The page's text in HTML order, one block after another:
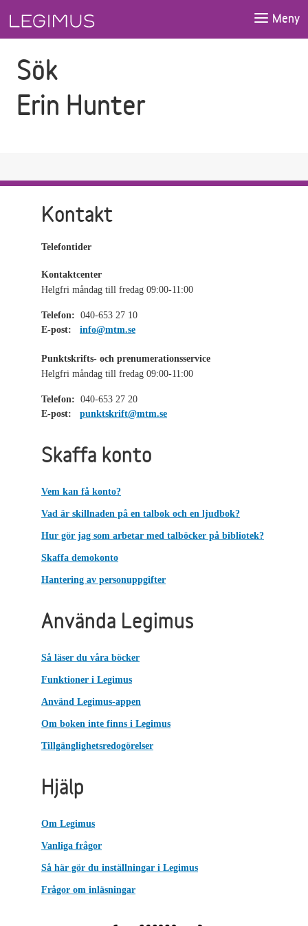
Meny
Sök
Erin Hunter
Kontakt
Telefontider
Kontaktcenter
Helgfri måndag till fredag 09:00-11:00
Telefon: 040-653 27 10
E-post:
info@mtm.se
Punktskrifts- och prenumerationsservice
Helgfri måndag till fredag 09:00-11:00
Telefon: 040-653 27 20
E-post:
punktskrift@mtm.se
Skaffa konto
Vem kan få konto?
Vad är skillnaden på en talbok och en ljudbok?
Hur gör jag som arbetar med talböcker på bibliotek?
Skaffa demokonto
Hantering av personuppgifter
Använda Legimus
Så läser du våra böcker
Funktioner i Legimus
Använd Legimus-appen
Om boken inte finns i Legimus
Tillgänglighetsredogörelser
Hjälp
Om Legimus
Vanliga frågor
Så här gör du inställningar i Legimus
Frågor om inläsningar